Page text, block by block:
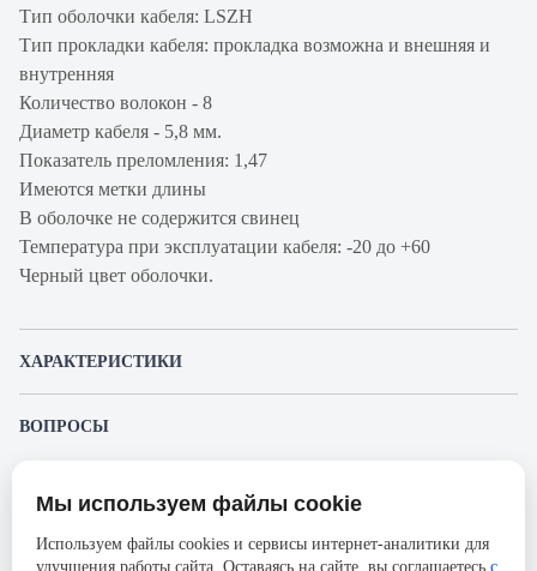
Тип оболочки кабеля: LSZH
Тип прокладки кабеля: прокладка возможна и внешняя и
внутренняя
Количество волокон - 8
Диаметр кабеля - 5,8 мм.
Показатель преломления: 1,47
Имеются метки длины
В оболочке не содержится свинец
Температура при эксплуатации кабеля: -20 до +60
Черный цвет оболочки.
ХАРАКТЕРИСТИКИ
Производитель
Серия
LightSystem
ВОПРОСЫ
Представленные изображения и характеристики могут отличаться от реального
без предварительного уведомления. Компания АйДистрибьют не несёт
Мы используем файлы cookie
Используем файлы cookies и сервисы интернет-аналитики для
улучшения работы сайта. Оставаясь на сайте, вы соглашаетесь с